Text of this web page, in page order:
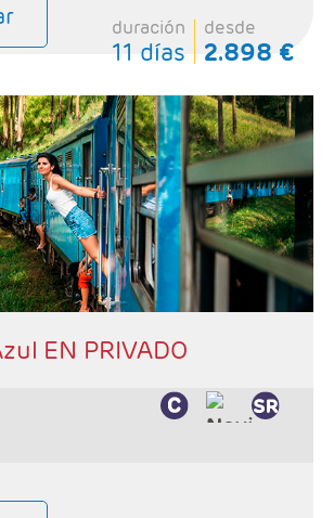
duración
11 días
desde
2.898 €
1 noche Yala, 1 noche
Kandy, 2 noches Habarana y 1
4 y 5*
7 comidas y 6 cenas
EN PRIVADO